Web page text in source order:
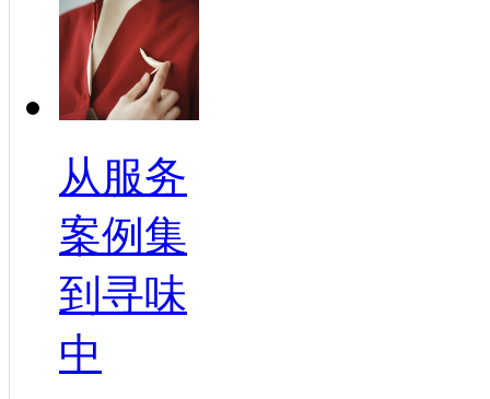
从服务
案例集
到寻味
中